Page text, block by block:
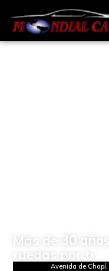
Más de 30
ruedas por ti
Avenida de